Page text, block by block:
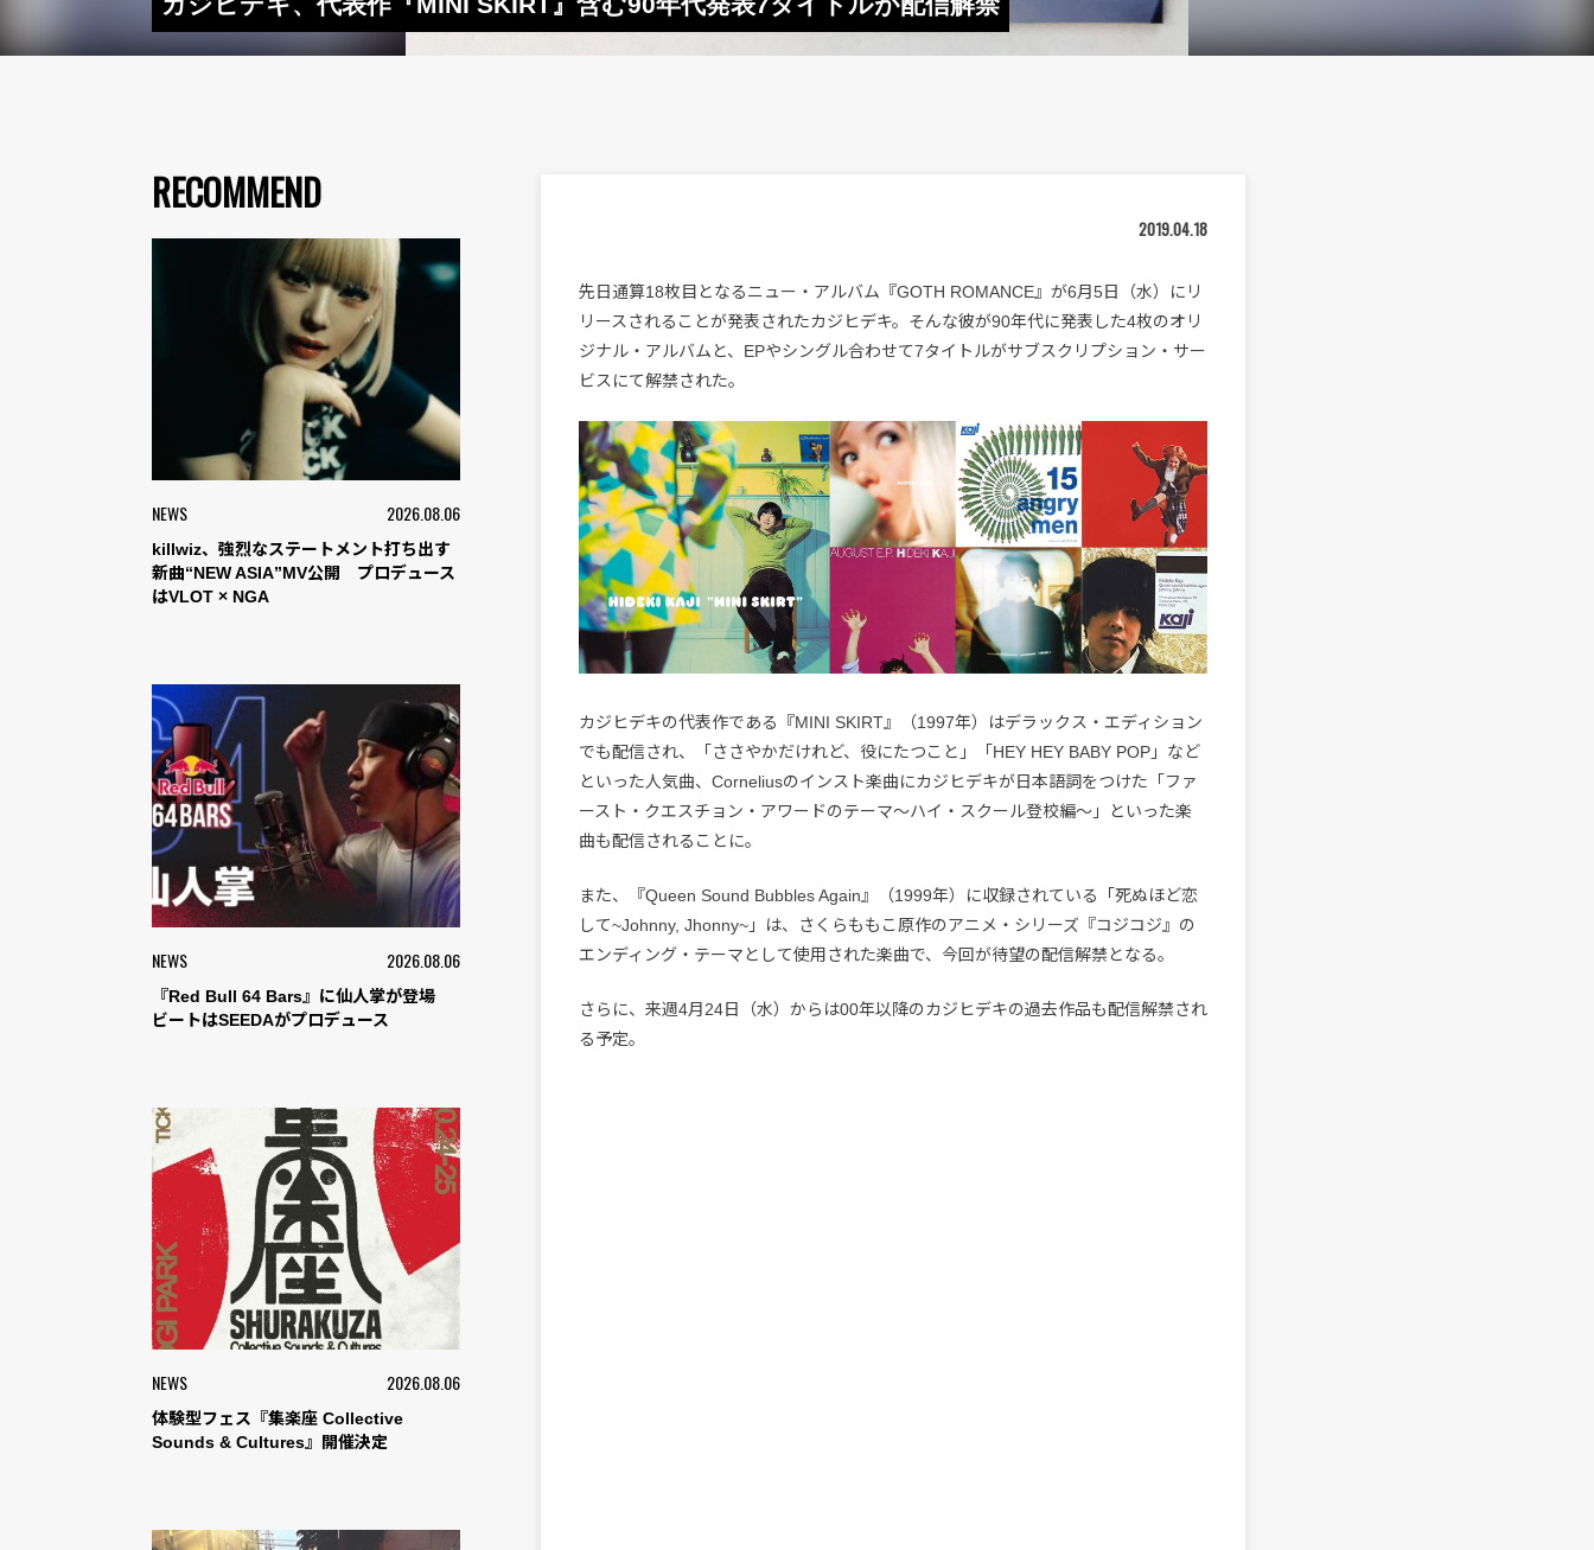
RECOMMEND
NEWS 2026.08.06
killwiz、強烈なステートメント打ち出す
新曲“NEW ASIA”MV公開 プロデュース
はVLOT × NGA
NEWS 2026.08.06
『Red Bull 64 Bars』に仙人掌が登場
ビートはSEEDAがプロデュース
NEWS 2026.08.06
体験型フェス『集楽座 Collective
Sounds & Cultures』開催決定
2019.04.18
先日通算18枚目となるニュー・アルバム『GOTH ROMANCE』が6月5日（水）にリ
リースされることが発表されたカジヒデキ。そんな彼が90年代に発表した4枚のオリ
ジナル・アルバムと、EPやシングル合わせて7タイトルがサブスクリプション・サー
ビスにて解禁された。
カジヒデキの代表作である『MINI SKIRT』（1997年）はデラックス・エディション
でも配信され、「ささやかだけれど、役にたつこと」「HEY HEY BABY POP」など
といった人気曲、Corneliusのインスト楽曲にカジヒデキが日本語詞をつけた「ファ
ースト・クエスチョン・アワードのテーマ〜ハイ・スクール登校編〜」といった楽
曲も配信されることに。
また、『Queen Sound Bubbles Again』（1999年）に収録されている「死ぬほど恋
して~Johnny, Jhonny~」は、さくらももこ原作のアニメ・シリーズ『コジコジ』の
エンディング・テーマとして使用された楽曲で、今回が待望の配信解禁となる。
さらに、来週4月24日（水）からは00年以降のカジヒデキの過去作品も配信解禁され
る予定。